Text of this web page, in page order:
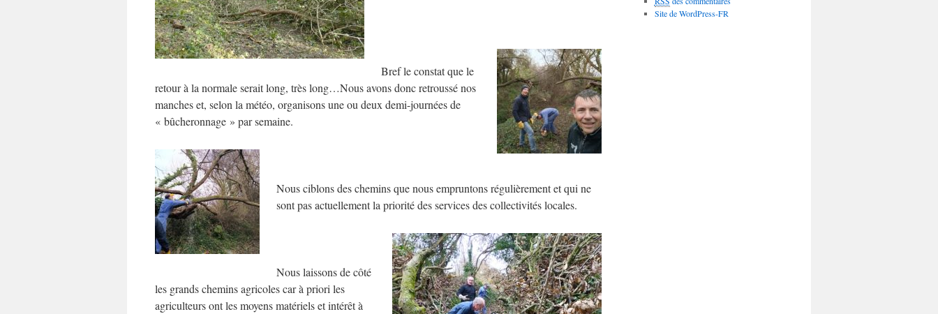
Bref le constat que le
retour à la normale serait long, très long…Nous avons donc retroussé nos
manches et, selon la météo, organisons une ou deux demi-journées de
« bûcheronnage » par semaine.
Nous ciblons des chemins que nous empruntons régulièrement et qui ne
sont pas actuellement la priorité des services des collectivités locales.
Nous laissons de côté
les grands chemins agricoles car à priori les
agriculteurs ont les moyens matériels et intérêt à
Site de WordPress-FR